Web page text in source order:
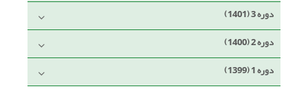
دوره 3 (1401)
دوره 2 (1400)
دوره 1 (1399)